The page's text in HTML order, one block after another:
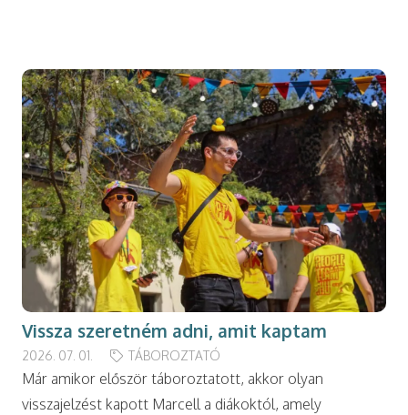
Vissza szeretném adni, amit kaptam
2026. 07. 01. TÁBOROZTATÓ
Már amikor először táboroztatott, akkor olyan
visszajelzést kapott Marcell a diákoktól, amely